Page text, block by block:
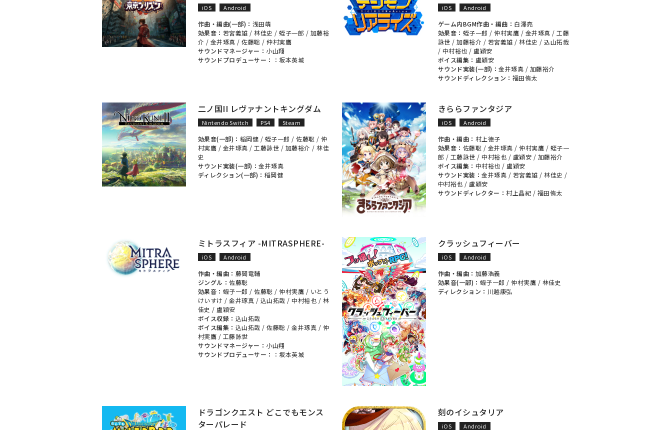
iOS Android
作曲・編曲(一部)： 浅田靖
効果音： 若宮義雄 /林佳史 /蛭子一郎 / 加藤裕
介 / 金井琢真 /佐藤聡 /仲村実鷹
サウンドマネージャー： 小山翔
サウンドプロデューサー：
：坂本英城
iOS Android
ゲーム内BGM作曲・編曲： 白澤亮
効果音： 蛭子一郎 /仲村実鷹 / 金井琢真 /工藤
詠世 /加藤裕介 / 若宮義雄 /林佳史 /込山拓哉
/ 中村裕也 / 盧穎安
ボイス編集： 盧穎安
サウンド実装(一部)：金井琢真 / 加藤裕介
サウンドディレクション： 福田侑太
二ノ国II レヴァナントキングダム
Nintendo Switch PS4 Steam
効果音(一部)： 稲岡健 / 蛭子一郎 /佐藤聡 /仲
村実鷹 / 金井琢真 /工藤詠世 / 加藤裕介 /林佳
史
サウンド実装(一部)：金井琢真
ディレクション(一部)： 稲岡健
きららファンタジア
iOS Android
作曲・編曲： 村上徳子
効果音： 佐藤聡 / 金井琢真 /仲村実鷹 / 蛭子一
郎 / 工藤詠世 / 中村裕也 / 盧穎安 / 加藤裕介
ボイス編集： 中村裕也 / 盧穎安
サウンド実装：金井琢真 / 若宮義雄 /林佳史 /
中村裕也 / 盧穎安
サウンドディレクター：村上晶紀 / 福田侑太
ミトラスフィア -MITRASPHERE-
iOS Android
作曲・編曲： 藤岡竜輔
ジングル：佐藤聡
効果音： 蛭子一郎 /佐藤聡 /仲村実鷹 / いとう
けいすけ /金井琢真 / 込山拓哉 / 中村裕也 / 林
佳史 / 盧穎安
ボイス収録： 込山拓哉
ボイス編集： 込山拓哉 /佐藤聡 /金井琢真 / 仲
村実鷹 / 工藤詠世
サウンドマネージャー： 小山翔
サウンドプロデューサー：
：坂本英城
クラッシュフィーバー
iOS Android
作曲・編曲： 加藤浩義
効果音(一部)： 蛭子一郎 /仲村実鷹 / 林佳史
ディレクション： 川越康弘
ドラゴンクエスト どこでもモンス
ターパレード
刻のイシュタリア
iOS Android